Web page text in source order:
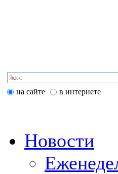
на сайте в интернете
Новости